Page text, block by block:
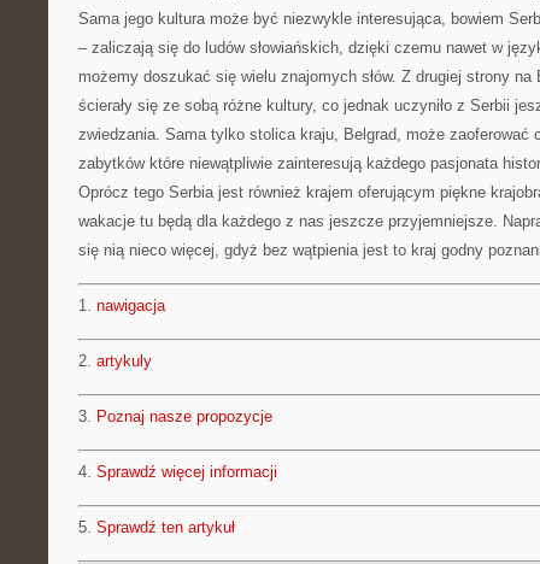
Sama jego kultura może być niezwykle interesująca, bowiem
– zaliczają się do ludów słowiańskich, dzięki czemu nawet w
możemy doszukać się wielu znajomych słów. Z drugiej strony na
ścierały się ze sobą różne kultury, co jednak uczyniło z Serbii
zwiedzania. Sama tylko stolica kraju, Belgrad, może zaoferować
zabytków które niewątpliwie zainteresują każdego pasjonata
Oprócz tego Serbia jest również krajem oferującym piękne
wakacje tu będą dla każdego z nas jeszcze przyjemniejsze.
się nią nieco więcej, gdyż bez wątpienia jest to kraj godny
1. nawigacja
2. artykuly
3. Poznaj nasze propozycje
4. Sprawdź więcej informacji
5. Sprawdź ten artykuł